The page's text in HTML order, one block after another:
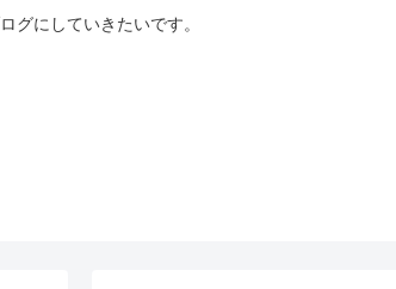
グにしていきたいです。